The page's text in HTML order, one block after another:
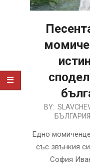
2017-
28
BY:
БЪЛГАРИЯ
Едно
със звънкия
София